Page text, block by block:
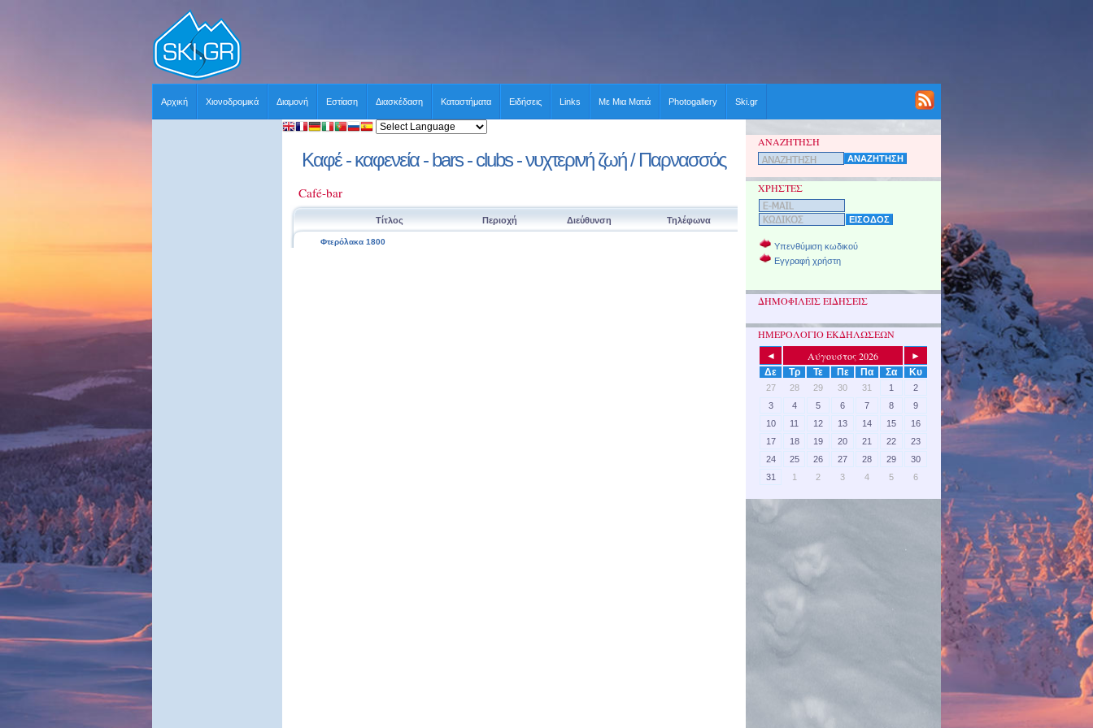
Αρχική Χιονοδρομικά Διαμονή Εστίαση Διασκέδαση Καταστήματα Ειδήσεις Links Με Μια Ματιά Photogallery Ski.gr
Καφέ - καφενεία - bars - clubs - νυχτερινή ζωή / Παρνασσός
Café-bar
Τίτλος Περιοχή Διεύθυνση Τηλέφωνα
Φτερόλακα 1800
ΑΝΑΖΗΤΗΣΗ
ΧΡΗΣΤΕΣ
Υπενθύμιση κωδικού
Εγγραφή χρήστη
ΔΗΜΟΦΙΛΕΙΣ ΕΙΔΗΣΕΙΣ
ΗΜΕΡΟΛΟΓΙΟ ΕΚΔΗΛΩΣΕΩΝ
◄ Αύγουστος 2026
►
Δε
Τρ Τε Πε Πα Σα Κυ
27 28 29 30 31 1
2
3
4 5 6 7 8
9
10
11 12 13 14 15
16
17
18 19 20 21 22
23
24
25 26 27 28 29
30
31
1 2 3 4 5 6